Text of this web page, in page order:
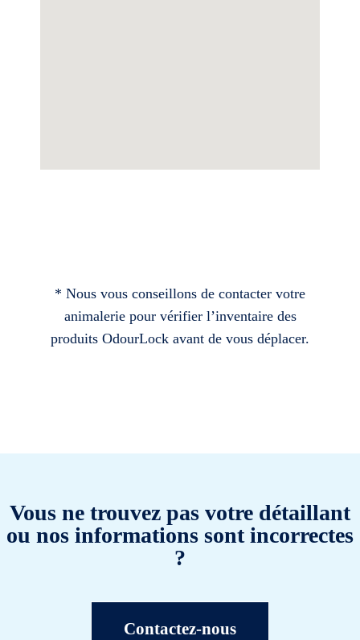
* Nous vous conseillons de contacter votre
animalerie pour vérifier l’inventaire des
produits OdourLock avant de vous déplacer.
Vous ne trouvez pas votre détaillant
ou nos informations sont incorrectes
?
Contactez-nous